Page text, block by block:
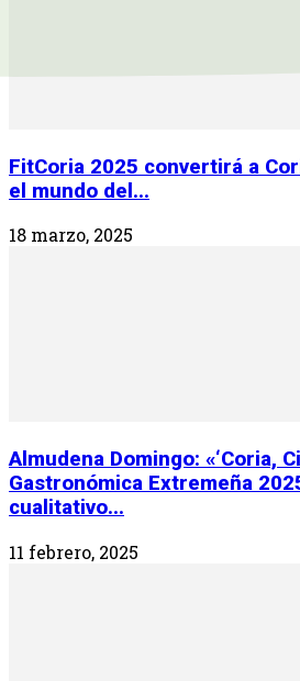
FitCoria 2025 convertirá a
el mundo del...
18 marzo, 2025
Almudena Domingo: «‘Coria,
Gastronómica Extremeña
cualitativo...
11 febrero, 2025